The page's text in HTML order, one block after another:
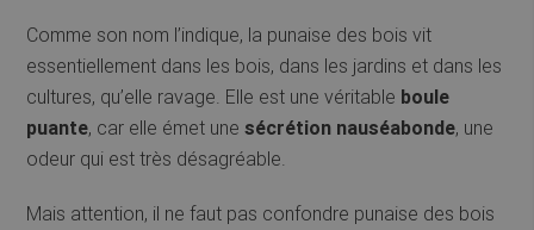
Comme son nom l’indique, la punaise des bois vit
essentiellement dans les bois, dans les jardins et dans les
cultures, qu’elle ravage. Elle est une véritable boule
puante, car elle émet unesécrétion nauséabonde, une
odeur qui est très désagréable.
Mais attention, il ne faut pas confondre punaise des bois